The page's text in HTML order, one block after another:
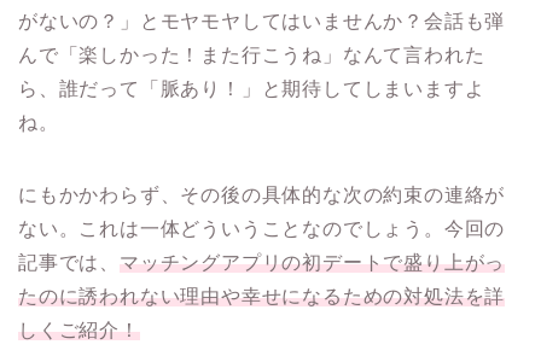
がないの？」とモヤモヤしてはいませんか？会話も弾
んで「楽しかった！また行こうね」なんて言われた
ら、誰だって「脈あり！」と期待してしまいますよ
ね。
にもかかわらず、その後の具体的な次の約束の連絡が
ない。これは一体どういうことなのでしょう。今回の
記事では、 マッチングアプリの初デートで盛り上がっ
たのに誘われない理由や幸せになるための対処法を詳
しくご紹介！